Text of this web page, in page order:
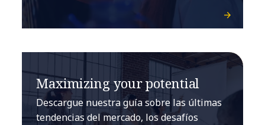
Maximizing your potential
Descargue nuestra guía sobre las últimas
tendencias del mercado, los desafíos